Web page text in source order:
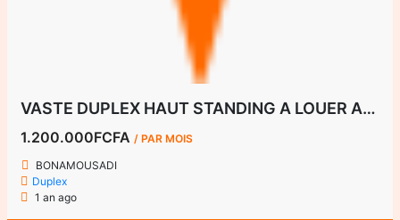
VASTE DUPLEX HAUT STANDING A LOUER A BONAMOUSADI
1.200.000FCFA / PAR MOIS
BONAMOUSADI
Duplex
1 an ago